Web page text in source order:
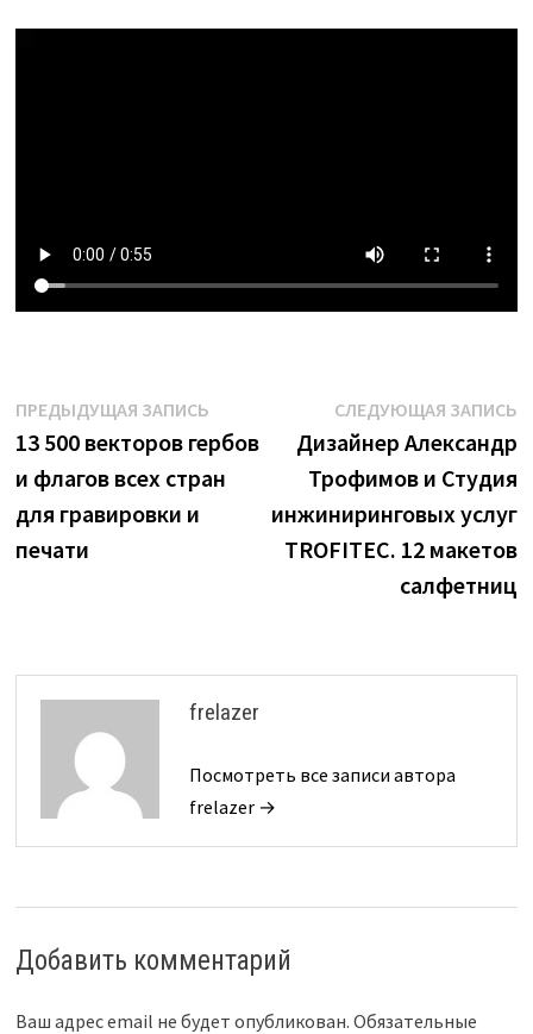
Навигация
по
записям
ПРЕДЫДУЩАЯ ЗАПИСЬПредыдущая
запись:
13 500 векторов гербов
и флагов всех стран
для гравировки и
печати
СЛЕДУЮЩАЯ ЗАПИСЬ
Дизайнер Александр
Трофимов и Студия
инжиниринговых услуг
TROFITEC. 12 макетов
салфетниц
frelazer
Посмотреть все записи автора
frelazer →
Добавить комментарий
Ваш адрес email не будет опубликован. Обязательные